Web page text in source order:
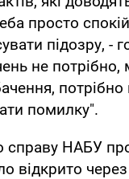
просто
підозру, -
не потрібно,
помилку".
НАБУ
відкрито через